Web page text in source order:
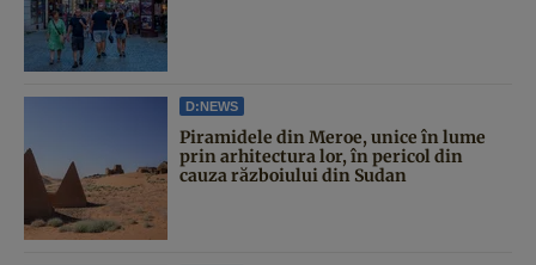
D:NEWS
Piramidele din Meroe, unice în lume
prin arhitectura lor, în pericol din
cauza războiului din Sudan